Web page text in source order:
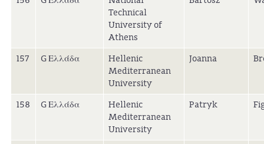
Technical
University of
Athens
157 G Ελλάδα
Hellenic
Mediterranean
University
Joanna
158 G Ελλάδα
Hellenic
Mediterranean
University
Patryk